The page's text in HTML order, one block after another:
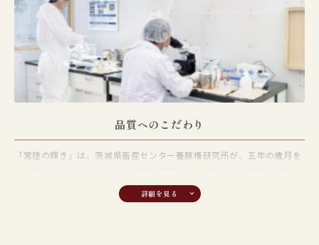
品質へのこだわり
「常陸の輝き」は、茨城県畜産センター養豚権研究所が、五年の歳月を
三品種を交配することで生まれる三元豚です。生まれた子豚は、約1ヶ
月間母豚の乳を飲みながら大切に育てられ、その後は発育に合わせた飼